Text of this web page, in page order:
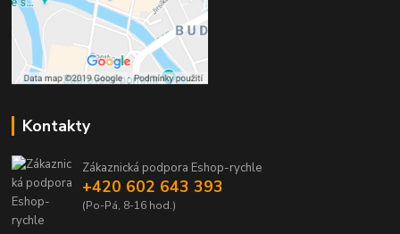
Kontakty
Zákaznická podpora Eshop-rychle
+420 602 643 393
(Po-Pá, 8-16 hod.)